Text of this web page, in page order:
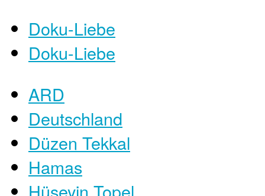
Doku-Liebe
Doku-Liebe
ARD
Deutschland
Düzen Tekkal
Hamas
Hüseyin Topel